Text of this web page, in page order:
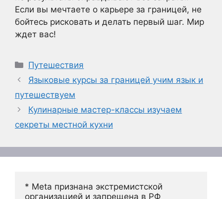
Если вы мечтаете о карьере за границей, не
бойтесь рисковать и делать первый шаг. Мир
ждет вас!
Рубрики
Путешествия
Языковые курсы за границей учим язык и
путешествуем
Кулинарные мастер-классы изучаем
секреты местной кухни
* Meta признана экстремистской
организацией и запрещена в РФ